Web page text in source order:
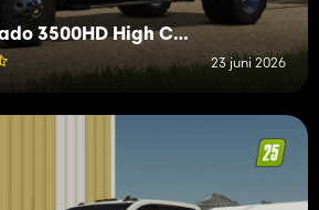
Chevrolet Silverado 3500HD High Country
23 juni 2026